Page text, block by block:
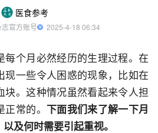
医食参考
志官方账号
  2025-4-18 06:34
每个月必然经历的生理过程。在
现一些令人困惑的现象，比如在
块。这种情况虽然看起来令人担
常的。 下面我们来了解一下月
及何时需要引起重视。